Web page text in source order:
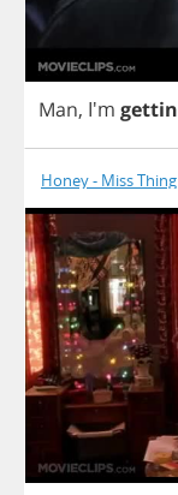
Man, I'm gettin
Honey - Miss Thing